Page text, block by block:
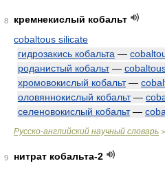
8
кремнекислый кобальт
cobaltous silicate
гидрозакись кобальта —
роданистый кобальт—
хромовокислый кобальт—
оловяннокислый кобальт—
селеновокислый кобальт—
Русско-английский научный словарь >
9
нитрат кобальта-2